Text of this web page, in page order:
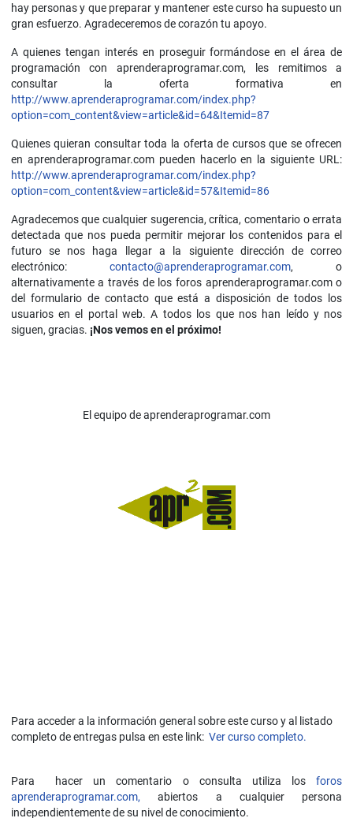
hay personas y que preparar y mantener este curso ha supuesto un
gran esfuerzo. Agradeceremos de corazón tu apoyo.
A quienes tengan interés en proseguir formándose en el área de
programación con aprenderaprogramar.com, les remitimos a
consultar la oferta formativa en
http://www.aprenderaprogramar.com/index.php?
option=com_content&view=article&id=64&Itemid=87
Quienes quieran consultar toda la oferta de cursos que se ofrecen
en aprenderaprogramar.com pueden hacerlo en la siguiente URL:
http://www.aprenderaprogramar.com/index.php?
option=com_content&view=article&id=57&Itemid=86
Agradecemos que cualquier sugerencia, crítica, comentario o errata
detectada que nos pueda permitir mejorar los contenidos para el
futuro se nos haga llegar a la siguiente dirección de correo
electrónico: contacto@aprenderaprogramar.com, o
alternativamente a través de los foros aprenderaprogramar.com o
del formulario de contacto que está a disposición de todos los
usuarios en el portal web. A todos los que nos han leído y nos
siguen, gracias. ¡Nos vemos en el próximo!
El equipo de aprenderaprogramar.com
Para acceder a la información general sobre este curso y al listado
completo de entregas pulsa en este link: Ver curso completo.
Para hacer un comentario o consulta utiliza losforos
aprenderaprogramar.com, abiertos a cualquier persona
independientemente de su nivel de conocimiento.